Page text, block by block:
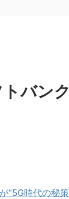
バン
“5G時代の秘